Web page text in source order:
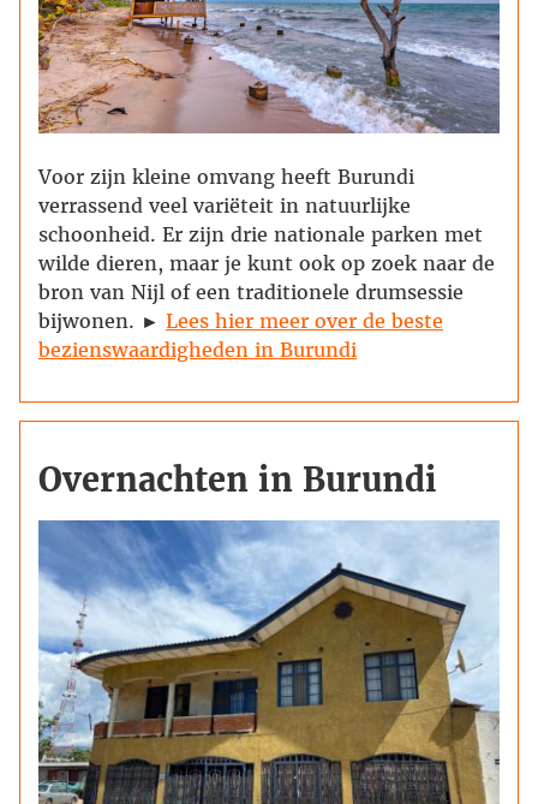
Voor zijn kleine omvang heeft Burundi
verrassend veel variëteit in natuurlijke
schoonheid. Er zijn drie nationale parken met
wilde dieren, maar je kunt ook op zoek naar de
bron van Nijl of een traditionele drumsessie
bijwonen. ► Lees hier meer over de beste
bezienswaardigheden in Burundi
Overnachten in Burundi